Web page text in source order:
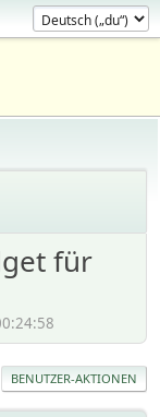
für
BENUTZER-AKTIONEN